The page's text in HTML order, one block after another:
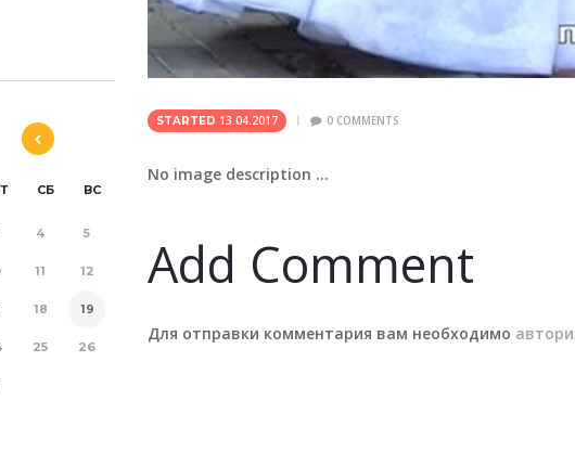
STARTED 13.04.2017 0COMMENTS
No image description ...
Add Comment
Для отправки комментария вам необходимо
СБ ВС
4 5
11 12
18 19
25 26